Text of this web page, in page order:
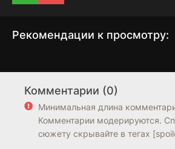
Рекомендации к просмотру:
Комментарии (0)
Минимальная длина
Комментарии модерируются.
сюжету скрывайте в тегах